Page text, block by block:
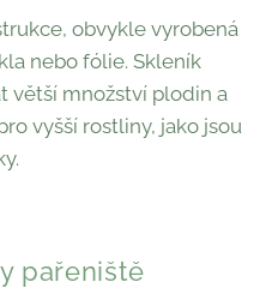
obvykle vyrobená
nebo fólie. Skleník
větší množství plodin a
vyšší rostliny, jako jsou
pařeniště